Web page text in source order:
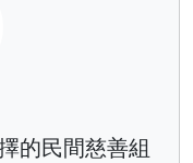
的民間慈善組